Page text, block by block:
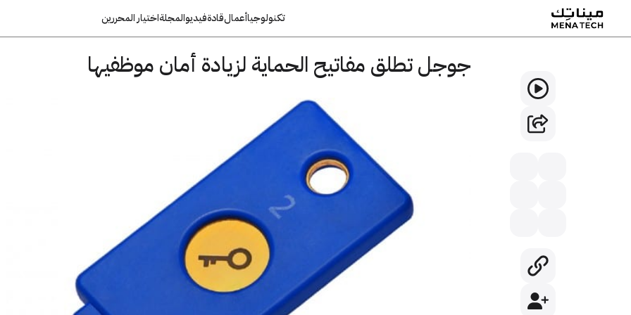
تكنولوجياأعمالقادةفيديوالمجلةاختيار المحررين
جوجل تطلق مفاتيح الحماية لزيادة أمان موظفيها